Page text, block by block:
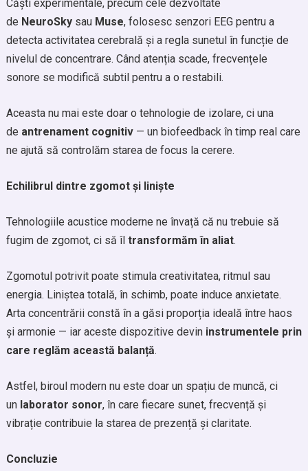
Căști experimentale, precum cele dezvoltate
de NeuroSkysau Muse, folosesc senzori EEG pentru a
detecta activitatea cerebrală și a regla sunetul în funcție de
nivelul de concentrare. Când atenția scade, frecvențele
sonore se modifică subtil pentru a o restabili.
Aceasta nu mai este doar o tehnologie de izolare, ci una
de antrenament cognitiv— un biofeedback în timp real care
ne ajută să controlăm starea de focus la cerere.
Echilibrul dintre zgomot și liniște
Tehnologiile acustice moderne ne învață că nu trebuie să
fugim de zgomot, ci să îl transformăm în aliat.
Zgomotul potrivit poate stimula creativitatea, ritmul sau
energia. Liniștea totală, în schimb, poate induce anxietate.
Arta concentrării constă în a găsi proporția ideală între haos
și armonie — iar aceste dispozitive devin instrumentele prin
care reglăm această balanță.
Astfel, biroul modern nu este doar un spațiu de muncă, ci
un laborator sonor, în care fiecare sunet, frecvență și
vibrație contribuie la starea de prezență și claritate.
Concluzie